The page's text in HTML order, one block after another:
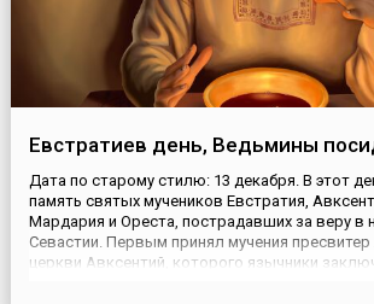
Евстратиев день, Ведьмины
Дата по старому стилю: 13 декабря. В этот
память святых мучеников Евстратия,
Мардария и Ореста, пострадавших за веру в
Севастии. Первым принял мучения
церкви Авксентий, которого язычники